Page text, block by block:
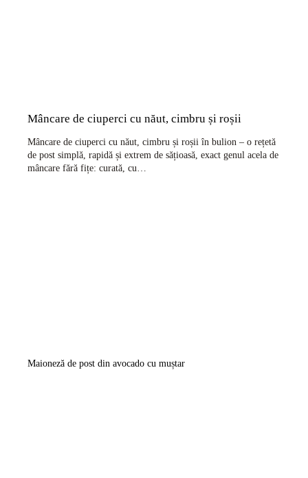
Mâncare de ciuperci cu năut, cimbru și roșii
Mâncare de ciuperci cu năut, cimbru și roșii în bulion – o rețetă
de post simplă, rapidă și extrem de sățioasă, exact genul acela de
mâncare fără fițe: curată, cu…
Maioneză de post din avocado cu muștar